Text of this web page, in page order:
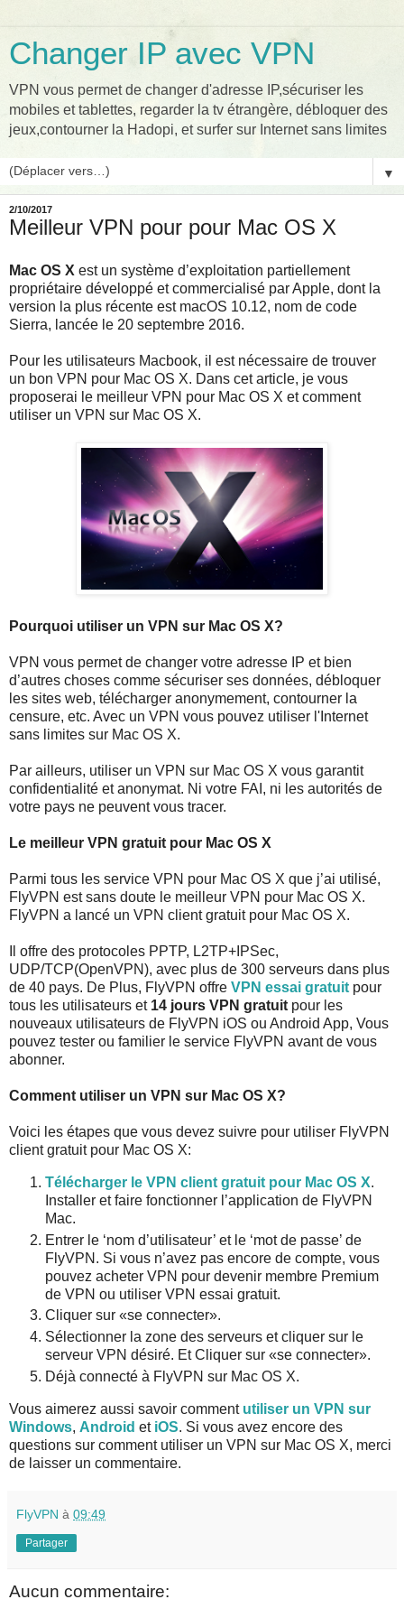
Changer IP avec VPN
VPN vous permet de changer d'adresse IP,sécuriser les
mobiles et tablettes, regarder la tv étrangère, débloquer des
jeux,contourner la Hadopi, et surfer sur Internet sans limites
▼
2/10/2017
Meilleur VPN pour pour Mac OS X
Mac OS X est un système d’exploitation partiellement
propriétaire développé et commercialisé par Apple, dont la
version la plus récente est macOS 10.12, nom de code
Sierra, lancée le 20 septembre 2016.
Pour les utilisateurs Macbook, il est nécessaire de trouver
un bon VPN pour Mac OS X. Dans cet article, je vous
proposerai le meilleur VPN pour Mac OS X et comment
utiliser un VPN sur Mac OS X.
Pourquoi utiliser un VPN sur Mac OS X?
VPN vous permet de changer votre adresse IP et bien
d’autres choses comme sécuriser ses données, débloquer
les sites web, télécharger anonymement, contourner la
censure, etc. Avec un VPN vous pouvez utiliser l'Internet
sans limites sur Mac OS X.
Par ailleurs, utiliser un VPN sur Mac OS X vous garantit
confidentialité et anonymat. Ni votre FAI, ni les autorités de
votre pays ne peuvent vous tracer.
Le meilleur VPN gratuit pour Mac OS X
Parmi tous les service VPN pour Mac OS X que j’ai utilisé,
FlyVPN est sans doute le meilleur VPN pour Mac OS X.
FlyVPN a lancé un VPN client gratuit pour Mac OS X.
Il offre des protocoles PPTP, L2TP+IPSec,
UDP/TCP(OpenVPN), avec plus de 300 serveurs dans plus
de 40 pays. De Plus, FlyVPN offre VPN essai gratuit pour
tous les utilisateurs et 14 jours VPN gratuit pour les
nouveaux utilisateurs de FlyVPN iOS ou Android App, Vous
pouvez tester ou familier le service FlyVPN avant de vous
abonner.
Comment utiliser un VPN sur Mac OS X?
Voici les étapes que vous devez suivre pour utiliser FlyVPN
client gratuit pour Mac OS X:
Télécharger le VPN client gratuit pour Mac OS X.
Installer et faire fonctionner l’application de FlyVPN
Mac.
Entrer le ‘nom d’utilisateur’ et le ‘mot de passe’ de
FlyVPN. Si vous n’avez pas encore de compte, vous
pouvez acheter VPN pour devenir membre Premium
de VPN ou utiliser VPN essai gratuit.
Cliquer sur «se connecter».
Sélectionner la zone des serveurs et cliquer sur le
serveur VPN désiré. Et Cliquer sur «se connecter».
Déjà connecté à FlyVPN sur Mac OS X.
Vous aimerez aussi savoir comment utiliser un VPN sur
Windows, Android et iOS. Si vous avez encore des
questions sur comment utiliser un VPN sur Mac OS X, merci
de laisser un commentaire.
FlyVPN à 09:49
Partager
Aucun commentaire: